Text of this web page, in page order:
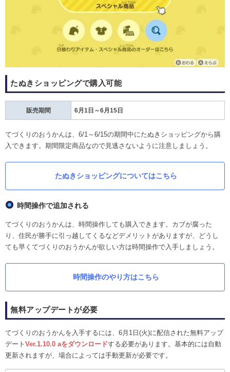
たぬきショッピングで購入可能
販売期間 6月1日～6月15日
てづくりのおうかんは、6/1～6/15の期間中にたぬきショッピングから購
入できます。期間限定商品なので見逃さないように注意しましょう。
たぬきショッピングについてはこちら
時間操作で追加される
てづくりのおうかんは、時間操作しても購入できます。カブが腐った
り、住民が勝手に引っ越してくるなどデメリットがありますが、どうし
ても早くてづくりのおうかんが欲しい方は時間操作で入手しましょう。
時間操作のやり方はこちら
無料アップデートが必要
てづくりのおうかんを入手するには、6月1日(火)に配信された無料アップ
デート Ver.1.10.0 aをダウンロードする必要があります。基本的には自動
更新されますが、場合によっては手動更新が必要です。